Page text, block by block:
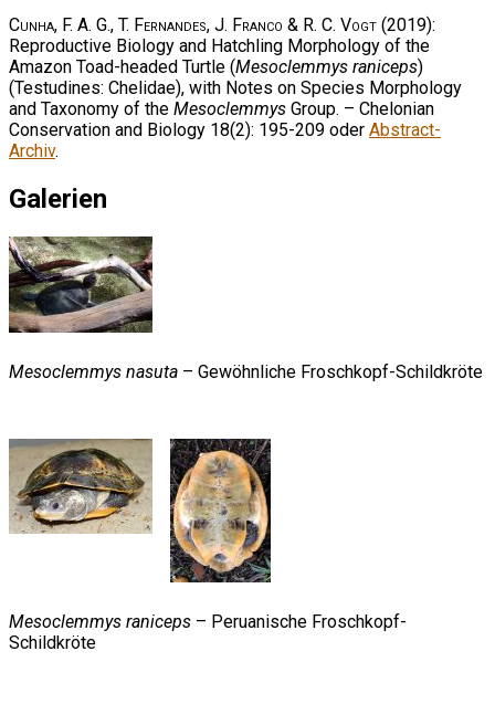
Cunha, F. A. G., T. Fernandes, J. Franco & R. C. Vogt (2019):
Reproductive Biology and Hatchling Morphology of the
Amazon Toad-headed Turtle (Mesoclemmys raniceps)
(Testudines: Chelidae), with Notes on Species Morphology
and Taxonomy of the Mesoclemmys Group. – Chelonian
Conservation and Biology 18(2): 195-209 oder Abstract-
Archiv.
Galerien
Mesoclemmys nasuta – Gewöhnliche Froschkopf-Schildkröte
Mesoclemmys raniceps – Peruanische Froschkopf-
Schildkröte